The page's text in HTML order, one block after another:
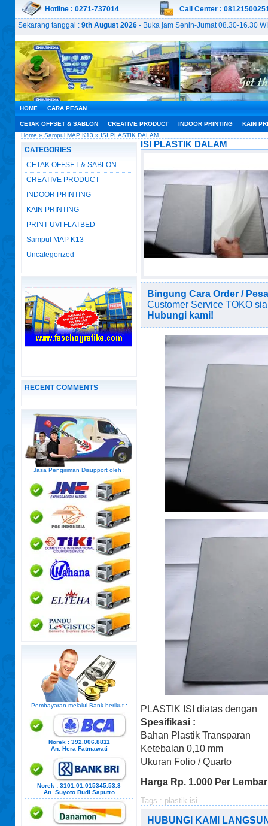
Sekarang tanggal : 9th August 2026 - Buka jam Senin-Jumat 08.30-16.30
HOME CARA PESAN
CETAK OFFSET & SABLON CREATIVE PRODUCT INDOOR PRINTING
KAIN
Home » Sampul MAP K13 » ISI PLASTIK DALAM
CATEGORIES
CETAK OFFSET & SABLON
CREATIVE PRODUCT
INDOOR PRINTING
KAIN PRINTING
PRINT UVI FLATBED
Sampul MAP K13
Uncategorized
RECENT COMMENTS
Jasa Pengiriman Disupport oleh :
Pembayaran melalui Bank berikut :
Norek : 392.006.8811
An. Hera Fatmawati
Norek : 3101.01.015345.53.3
An. Suyoto Budi Saputro
ISI PLASTIK DALAM
Bingung Cara Order /
Customer Service TOKO
Hubungi kami!
PLASTIK ISI diatas dengan
Spesifikasi :
Bahan Plastik Transparan
Ketebalan 0,10 mm
Ukuran Folio / Quarto
Harga Rp. 1.000 Per
Tags : plastik isi
HUBUNGI KAMI
Hotline : 0271-737014 Call Center :